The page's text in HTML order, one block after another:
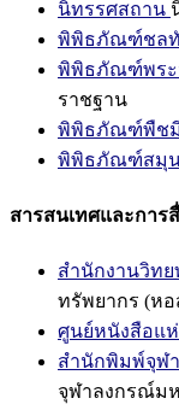
นิทรรศสถาน
พิพิธภัณฑ์ชล
พิพิธภัณฑ์พระ
ราชฐาน
พิพิธภัณฑ์พืช
พิพิธภัณฑ์สมุน
สารสนเทศและการ
สำนักงานวิท
ทรัพยากร (ห
ศูนย์หนังสือแห่
สำนักพิมพ์จุฬ
จุฬาลงกรณ์ม